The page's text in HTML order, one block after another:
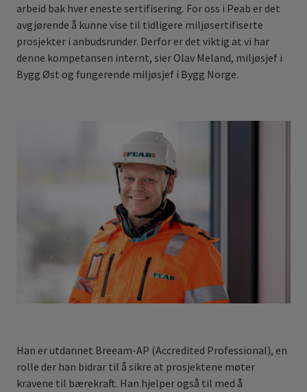
arbeid bak hver eneste sertifisering. For oss i Peab er det
avgjørende å kunne vise til tidligere miljøsertifiserte
prosjekter i anbudsrunder. Derfor er det viktig at vi har
denne kompetansen internt, sier Olav Meland, miljøsjef i
Bygg Øst og fungerende miljøsjef i Bygg Norge.
Han er utdannet Breeam-AP (Accredited Professional), en
rolle der han bidrar til å sikre at prosjektene møter
kravene til bærekraft. Han hjelper også til med å